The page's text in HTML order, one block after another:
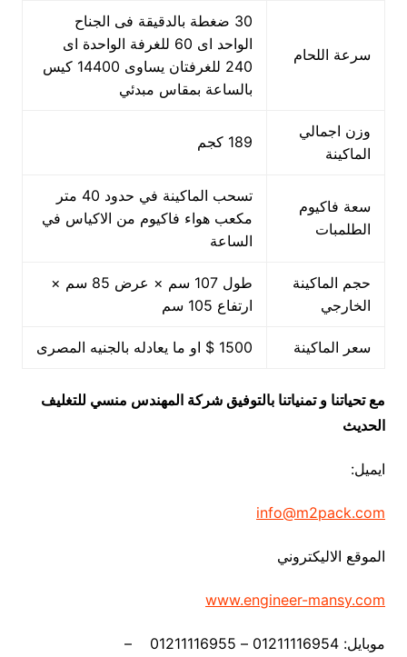
سرعة اللحام
30 ضغطة بالدقيقة فى الجناح
الواحد اى 60 للغرفة الواحدة اى
240 للغرفتان يساوى 14400 كيس
بالساعة بمقاس مبدئي
وزن اجمالي
الماكينة
189 كجم
سعة فاكيوم
الطلمبات
تسحب الماكينة في حدود 40 متر
مكعب هواء فاكيوم من الاكياس في
الساعة
حجم الماكينة
الخارجي
طول 107 سم × عرض 85 سم ×
ارتفاع 105 سم
سعر الماكينة 1500 $ او ما يعادله بالجنيه المصرى
مع تحياتنا و تمنياتنا بالتوفيق شركة المهندس منسي للتغليف
الحديث
ايميل:
info@m2pack.com
الموقع الاليكتروني
www.engineer-mansy.com
موبايل: 01211116954 – 01211116955 –